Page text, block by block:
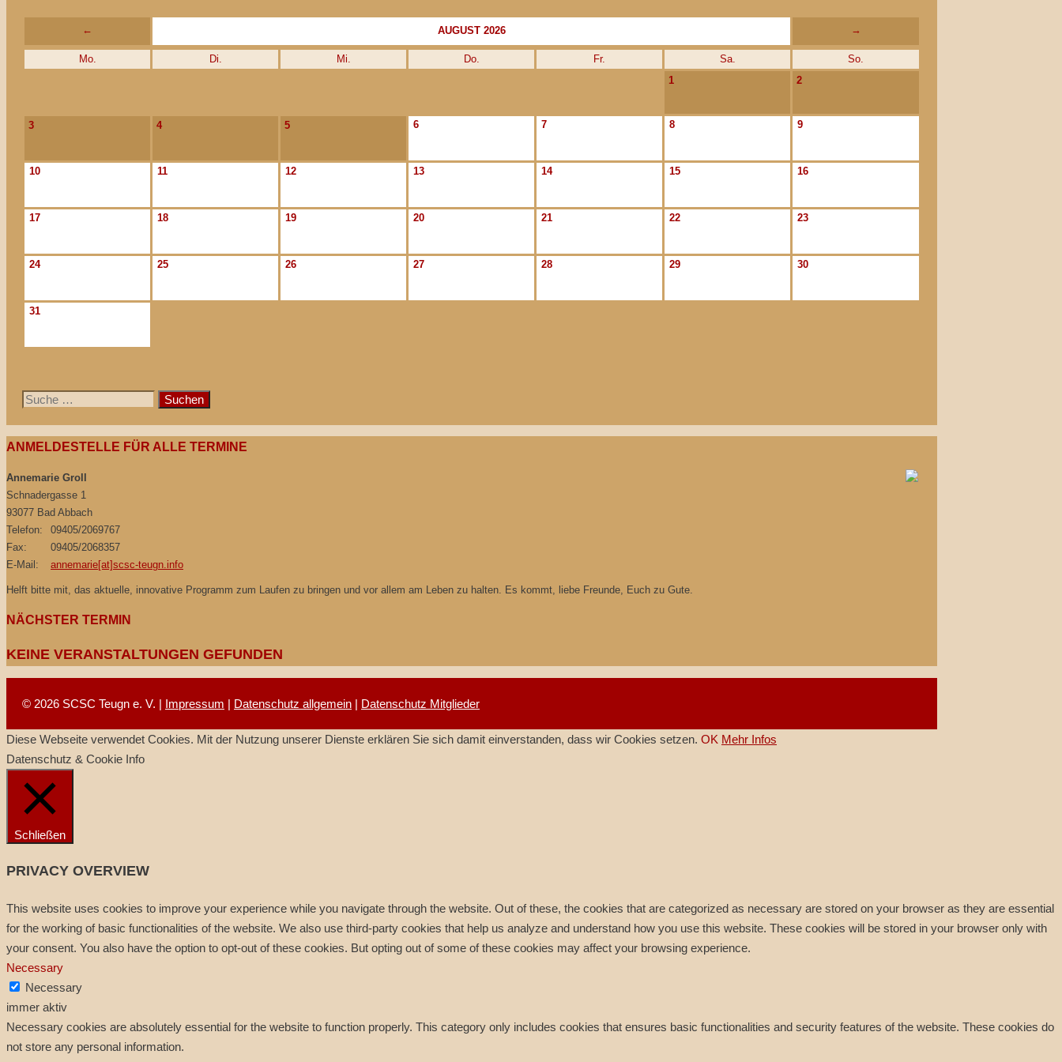
← AUGUST 2026 →
Mo. Di. Mi. Do. Fr. Sa.
So.
1
2
3 4 5 6 7 8 9
10 11 12 13 14 15 16
17 18 19 20 21 22 23
24 25 26 27 28 29 30
31
Suche
ANMELDESTELLE FÜR ALLE TERMINE
Annemarie Groll
Schnadergasse 1
93077 Bad Abbach
Telefon:
09405/2069767
Fax:
09405/2068357
E-Mail:
annemarie[at]scsc-teugn.info
Helft bitte mit, das aktuelle, innovative Programm zum Laufen zu bringen und vor allem am Leben zu halten. Es kommt, liebe Freunde, Euch zu Gute.
NÄCHSTER TERMIN
KEINE VERANSTALTUNGEN GEFUNDEN
© 2026 SCSC Teugn e. V. | Impressum | Datenschutz allgemein | Datenschutz Mitglieder
Diese Webseite verwendet Cookies. Mit der Nutzung unserer Dienste erklären Sie sich damit einverstanden, dass wir Cookies setzen. OK Mehr Infos
Datenschutz & Cookie Info
Schließen
PRIVACY OVERVIEW
This website uses cookies to improve your experience while you navigate through the website. Out of these, the cookies that are categorized as necessary are stored on your browser as they are essential
for the working of basic functionalities of the website. We also use third-party cookies that help us analyze and understand how you use this website. These cookies will be stored in your browser only with
your consent. You also have the option to opt-out of these cookies. But opting out of some of these cookies may affect your browsing experience.
Necessary
Necessary
immer aktiv
Necessary cookies are absolutely essential for the website to function properly. This category only includes cookies that ensures basic functionalities and security features of the website. These cookies do
not store any personal information.